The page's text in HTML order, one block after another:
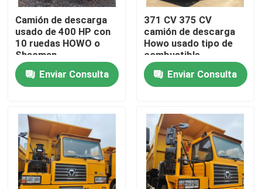
Hogar
Productos
Vídeos
Camión de descarga
usado de 400 HP con
10 ruedas HOWO o
Shacman
Enviar Consulta
371 CV 375 CV
camión de descarga
Howo usado tipo de
combustible
Enviar Consulta